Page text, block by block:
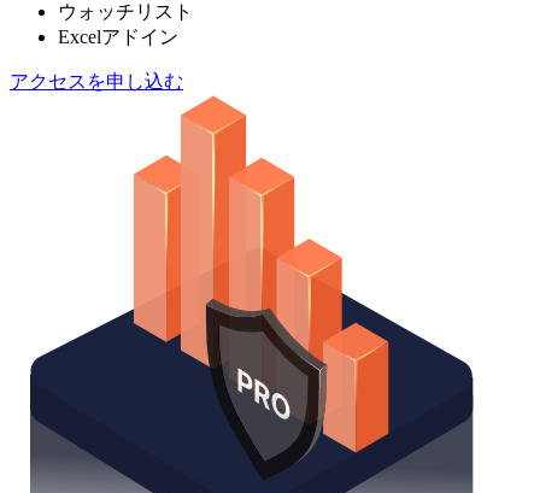
ウォッチリスト
Excelアドイン
アクセスを申し込む